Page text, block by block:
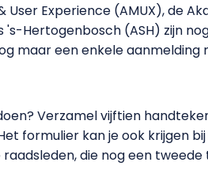
Experience (AMUX), de
's-Hertogenbosch (ASH) zijn
maar een enkele aanmelding
Verzamel vijftien
formulier kan je ook krijgen
die nog een